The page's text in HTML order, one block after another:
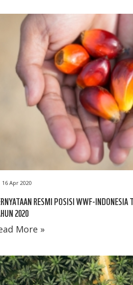
16 Apr 2020
RESMI POSISI WWF-INDONESIA
2020
More »